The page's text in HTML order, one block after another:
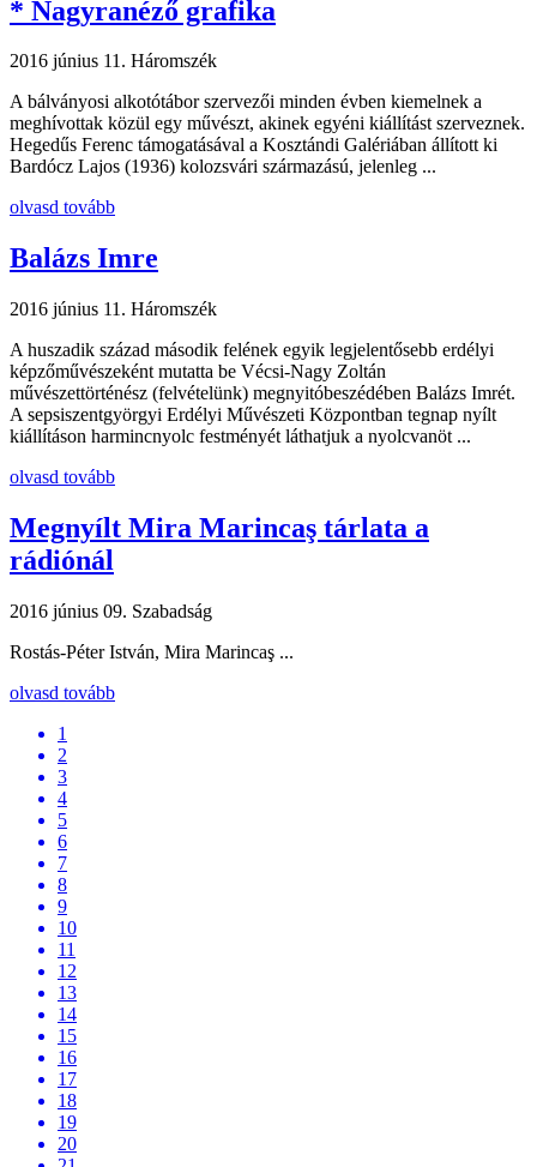
* Nagyranéző grafika
2016 június 11. Háromszék
A bálványosi alkotótábor szervezői minden évben kiemelnek a
meghívottak közül egy művészt, akinek egyéni kiállítást szerveznek.
Hegedűs Ferenc támogatásával a Kosztándi Galériában állított ki
Bardócz Lajos (1936) kolozsvári származású, jelenleg ...
olvasd tovább
Balázs Imre
2016 június 11. Háromszék
A huszadik század második felének egyik legjelentősebb erdélyi
képzőművészeként mutatta be Vécsi-Nagy Zoltán
művészettörténész (felvételünk) megnyitóbeszédében Balázs Imrét.
A sepsiszentgyörgyi Erdélyi Művészeti Központban tegnap nyílt
kiállításon harmincnyolc festményét láthatjuk a nyolcvanöt ...
olvasd tovább
Megnyílt Mira Marincaş tárlata a
rádiónál
2016 június 09. Szabadság
Rostás-Péter István, Mira Marincaş ...
olvasd tovább
1
2
3
4
5
6
7
8
9
10
11
12
13
14
15
16
17
18
19
20